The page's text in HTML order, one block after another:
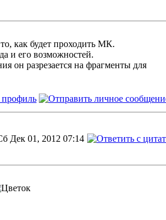
как будет проходить МК.
и его возможностей.
он разрезается на фрагменты для
Дек 01, 2012 07:14